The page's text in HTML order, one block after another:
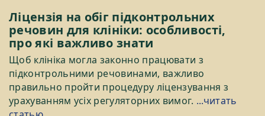
Ліцензія на обіг підконтрольних
речовин для клініки: особливості,
про які важливо знати
Щоб клініка могла законно працювати з
підконтрольними речовинами, важливо
правильно пройти процедуру ліцензування з
урахуванням усіх регуляторних вимог. ...читать